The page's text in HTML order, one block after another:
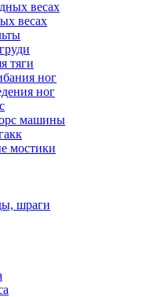
весах
тяги
ног
ног
машины
мостики
шраги